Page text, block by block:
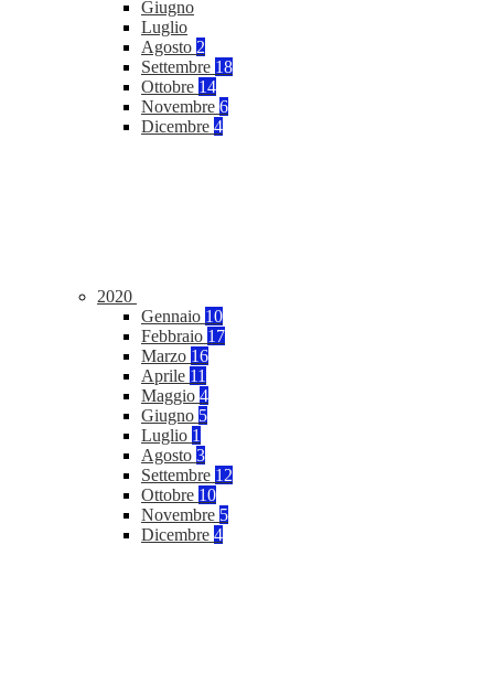
Giugno
Luglio
Agosto 2
Settembre 18
Ottobre 14
Novembre 6
Dicembre 4
2020
Gennaio 10
Febbraio 17
Marzo 16
Aprile 11
Maggio 4
Giugno 5
Luglio 1
Agosto 3
Settembre 12
Ottobre 10
Novembre 5
Dicembre 4